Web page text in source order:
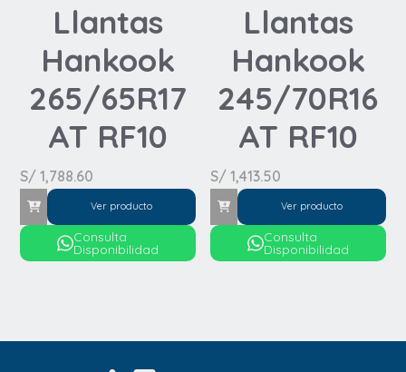
Llantas
Hankook
265/65R17
AT RF10
S/ 1,788.60
Ver producto
Consulta
Disponibilidad
Llantas
Hankook
245/70R16
AT RF10
S/ 1,413.50
Ver producto
Consulta
Disponibilidad